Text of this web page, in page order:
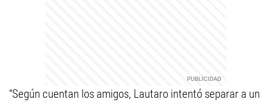
“Según cuentan los amigos, Lautaro intentó separar a un